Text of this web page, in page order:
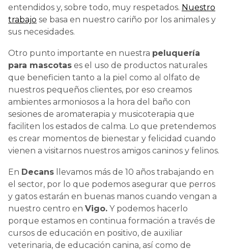
entendidos y, sobre todo, muy respetados. Nuestro
trabajo se basa en nuestro cariño por los animales y
sus necesidades.
Otro punto importante en nuestra peluquería
para mascotas es el uso de productos naturales
que beneficien tanto a la piel como al olfato de
nuestros pequeños clientes, por eso creamos
ambientes armoniosos a la hora del baño con
sesiones de aromaterapia y musicoterapia que
faciliten los estados de calma. Lo que pretendemos
es crear momentos de bienestar y felicidad cuando
vienen a visitarnos nuestros amigos caninos y felinos.
En Decans llevamos más de 10 años trabajando en
el sector, por lo que podemos asegurar que perros
y gatos estarán en buenas manos cuando vengan a
nuestro centro en Vigo. Y podemos hacerlo
porque estamos en continua formación a través de
cursos de educación en positivo, de auxiliar
veterinaria, de educación canina, así como de